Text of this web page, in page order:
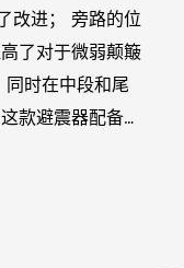
路的位